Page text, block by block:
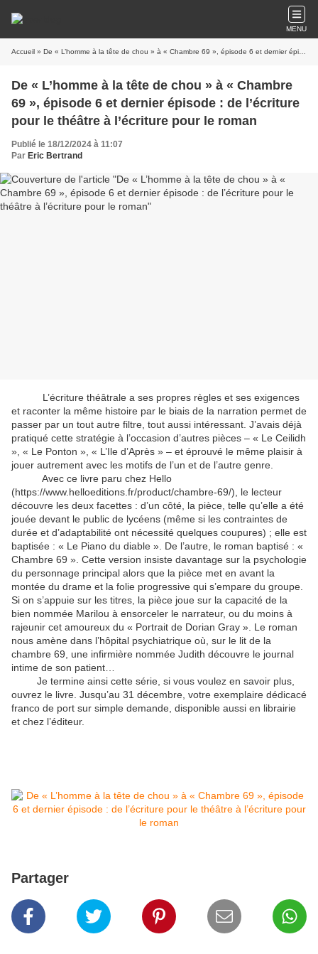
MENU
Accueil » De « L’homme à la tête de chou » à « Chambre 69 », épisode 6 et dernier épisode : de l’écriture pour le théâtre à l’écriture pour le roman
De « L’homme à la tête de chou » à « Chambre
69 », épisode 6 et dernier épisode : de l’écriture
pour le théâtre à l’écriture pour le roman
Publié le 18/12/2024 à 11:07
Par Eric Bertrand
L’écriture théâtrale a ses propres règles et ses exigences
et raconter la même histoire par le biais de la narration permet de
passer par un tout autre filtre, tout aussi intéressant. J’avais déjà
pratiqué cette stratégie à l’occasion d’autres pièces – « Le Ceilidh
», « Le Ponton », « L’Ile d’Après » – et éprouvé le même plaisir à
jouer autrement avec les motifs de l’un et de l’autre genre.
Avec ce livre paru chez Hello
(https://www.helloeditions.fr/product/chambre-69/), le lecteur
découvre les deux facettes : d’un côté, la pièce, telle qu’elle a été
jouée devant le public de lycéens (même si les contraintes de
durée et d’adaptabilité ont nécessité quelques coupures) ; elle est
baptisée : « Le Piano du diable ». De l’autre, le roman baptisé : «
Chambre 69 ». Cette version insiste davantage sur la psychologie
du personnage principal alors que la pièce met en avant la
montée du drame et la folie progressive qui s’empare du groupe.
Si on s’appuie sur les titres, la pièce joue sur la capacité de la
bien nommée Marilou à ensorceler le narrateur, ou du moins à
rajeunir cet amoureux du « Portrait de Dorian Gray ». Le roman
nous amène dans l’hôpital psychiatrique où, sur le lit de la
chambre 69, une infirmière nommée Judith découvre le journal
intime de son patient…
Je termine ainsi cette série, si vous voulez en savoir plus,
ouvrez le livre. Jusqu’au 31 décembre, votre exemplaire dédicacé
franco de port sur simple demande, disponible aussi en librairie
et chez l’éditeur.
Partager